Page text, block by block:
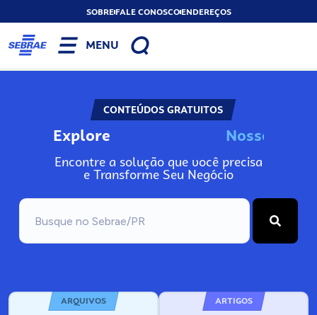
SOBREFALE CONOSCOENDEREÇOS
MENU
CONTEÚDOS GRATUITOS
Explore Noss
Encontre a solução que você precisa
e Transforme Seu Negócio
ARQUIVOS ARTIGOS